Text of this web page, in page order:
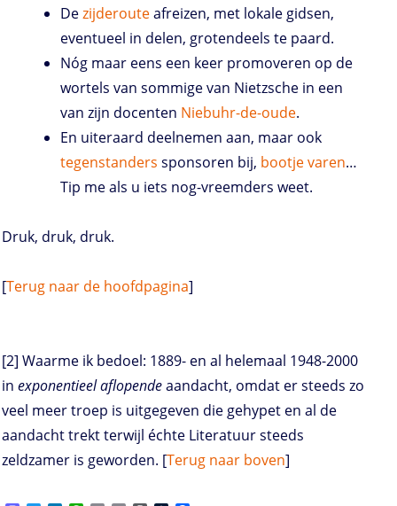
Dezijderouteafreizen, met lokale gidsen,
eventueel in delen, grotendeels te paard.
Nóg maar eens een keer promoveren op de
wortels van sommige van Nietzsche in een
van zijn docenten Niebuhr-de-oude.
En uiteraard deelnemen aan, maar ook
tegenstanders sponsoren bij, bootjevaren…
Tip me als u iets nog-vreemders weet.
Druk, druk, druk.
[Terug naar de hoofdpagina]
[2] Waarme ik bedoel: 1889- en al helemaal 1948-2000
in exponentieel aflopendeaandacht, omdat er steeds zo
veel meer troep is uitgegeven die gehypet en al de
aandacht trekt terwijl échte Literatuur steeds
zeldzamer is geworden. [Terug naar boven]